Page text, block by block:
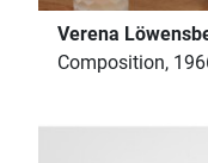
Verena
Composition,